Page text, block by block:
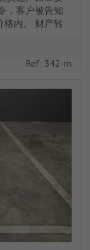
，客户被告知
格内。 财产转
Ref: 342-m